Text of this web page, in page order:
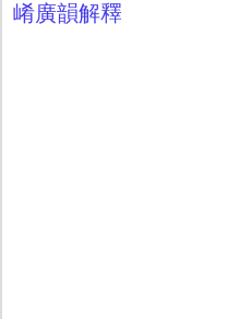
崤廣韻解釋